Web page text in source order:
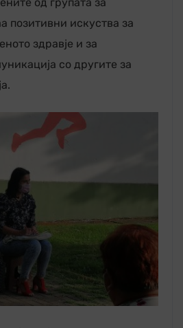
позитивни искуства за
здравје и за
со другите за